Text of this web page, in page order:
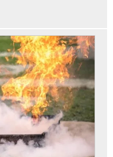
equipamentos
máquinas e
nr10
industrial